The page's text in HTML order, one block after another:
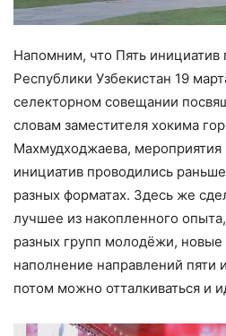
Напомним, что Пять
Республики Узбекистан 19
селекторном совещании
словам заместителя хокима
Махмудходжаева,
инициатив проводились
разных форматах. Здесь же
лучшее из накопленного
разных групп молодёжи,
наполнение направлений пяти
потом можно отталкиваться и